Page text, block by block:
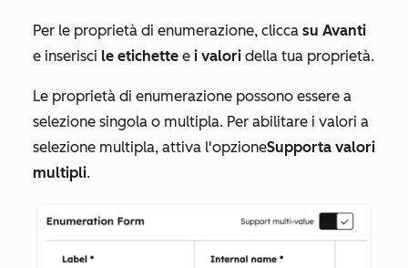
Per le proprietà di enumerazione, clicca su Avanti
e inserisci le etichette e i valori della tua proprietà.
Le proprietà di enumerazione possono essere a
selezione singola o multipla. Per abilitare i valori a
selezione multipla, attiva l'opzioneSupporta valori
multipli.